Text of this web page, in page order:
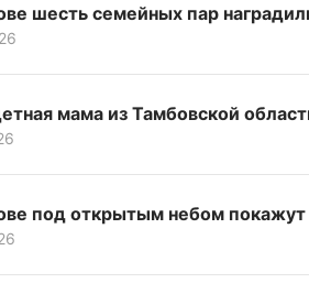
шесть семейных пар
мама из Тамбовской
под открытым небом